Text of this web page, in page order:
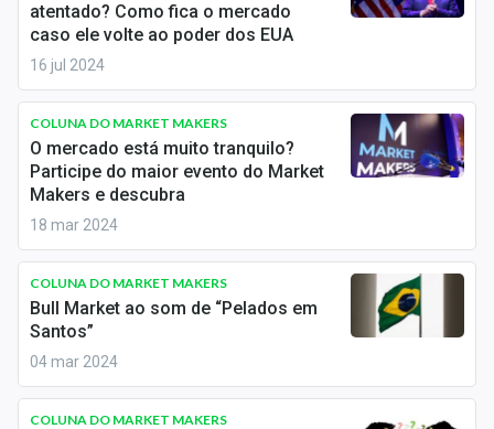
Mercados
Economia
Empresas
Brasil
Colunas
Especiais
Internacional
Marketing
atentado? Como fica o mercado
caso ele volte ao poder dos EUA
16 jul 2024
COLUNA DO MARKET MAKERS
O mercado está muito tranquilo?
Participe do maior evento do Market
Makers e descubra
18 mar 2024
COLUNA DO MARKET MAKERS
Bull Market ao som de “Pelados em
Santos”
04 mar 2024
COLUNA DO MARKET MAKERS